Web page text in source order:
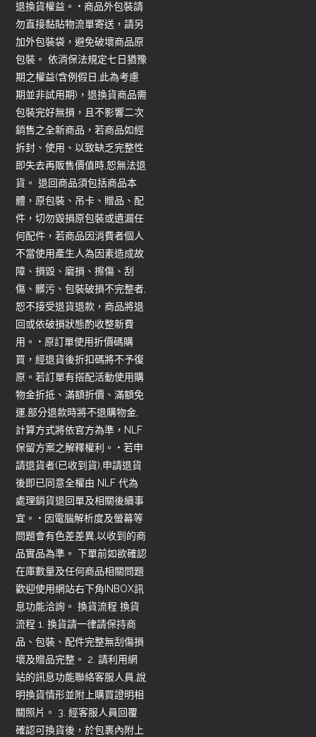
退換貨權益。 • 商品外包裝請
勿直接黏貼物流單寄送，請另
加外包裝袋，避免破壞商品原
包裝。 依消保法規定七日猶豫
期之權益(含例假日,此為考慮
期並非試用期)，退換貨商品需
包裝完好無損，且不影響二次
銷售之全新商品，若商品如經
拆封、使用、以致缺乏完整性
即失去再販售價值時,恕無法退
貨。 退回商品須包括商品本
體，原包裝、吊卡、贈品、配
件，切勿毀損原包裝或遺漏任
何配件，若商品因消費者個人
不當使用產生人為因素造成故
障、損毀、磨損、擦傷、刮
傷、髒污、包裝破損不完整者,
恕不接受退貨退款，商品將退
回或依破損狀態酌收整新費
用。 • 原訂單使用折價碼購
買，經退貨後折扣碼將不予復
原。若訂單有搭配活動使用購
物金折抵、滿額折價、滿額免
運,部分退款時將不退購物金,
計算方式將依官方為準，NLF
保留方案之解釋權利。 • 若申
請退貨者(已收到貨),申請退貨
後即已同意全權由 NLF 代為
處理銷貨退回單及相關後續事
宜。 • 因電腦解析度及螢幕等
問題會有色差差異,以收到的商
品實品為準。 下單前如欲確認
在庫數量及任何商品相關問題
歡迎使用網站右下角INBOX訊
息功能洽詢。 換貨流程 換貨
流程 1. 換貨請一律請保持商
品、包裝、配件完整無刮傷損
壞及贈品完整。 2. 請利用網
站的訊息功能聯絡客服人員,說
明換貨情形並附上購買證明相
關照片。 3. 經客服人員回覆
確認可換貨後，於包裹內附上